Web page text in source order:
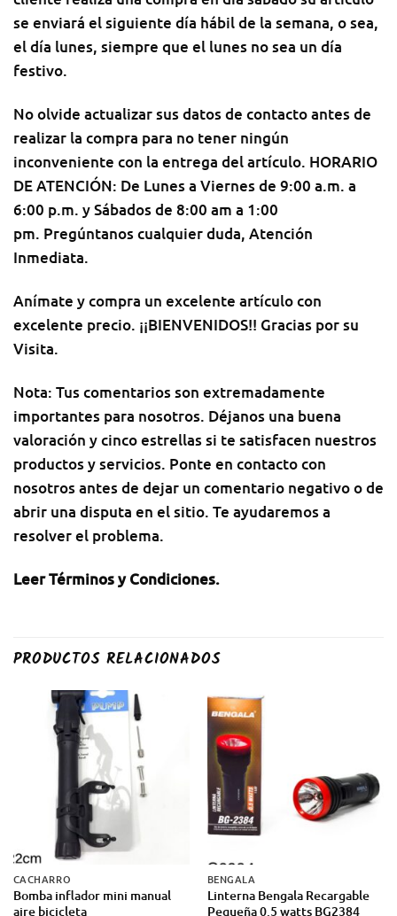
se enviará el siguiente día hábil de la semana, o sea,
el día lunes, siempre que el lunes no sea un día
festivo.
No olvide actualizar sus datos de contacto antes de
realizar la compra para no tener ningún
inconveniente con la entrega del artículo. HORARIO
DE ATENCIÓN: De Lunes a Viernes de 9:00 a.m. a
6:00 p.m. y Sábados de 8:00 am a 1:00
pm. Pregúntanos cualquier duda, Atención
Inmediata.
Anímate y compra un excelente artículo con
excelente precio. ¡¡BIENVENIDOS!! Gracias por su
Visita.
Nota: Tus comentarios son extremadamente
importantes para nosotros. Déjanos una buena
valoración y cinco estrellas si te satisfacen nuestros
productos y servicios. Ponte en contacto con
nosotros antes de dejar un comentario negativo o de
abrir una disputa en el sitio. Te ayudaremos a
resolver el problema.
Leer Términos y Condiciones.
PRODUCTOS RELACIONADOS
CACHARRO
Bomba inflador mini manual
aire bicicleta
BENGALA
Linterna Bengala Recargable
Pequeña 0.5 watts BG2384